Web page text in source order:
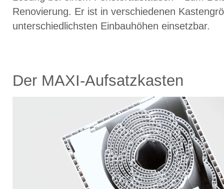
Renovierung. Er ist in verschiedenen
unterschiedlichsten Einbauhöhen einsetzbar.
Der MAXI-Aufsatzkasten